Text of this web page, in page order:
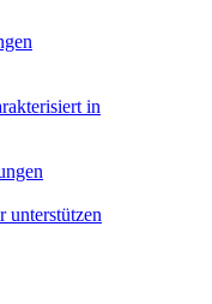
in
unterstützen